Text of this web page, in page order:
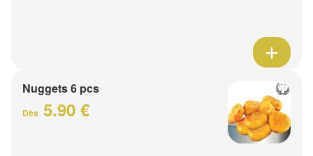
Nuggets 6 pcs
Dès 5.90 €